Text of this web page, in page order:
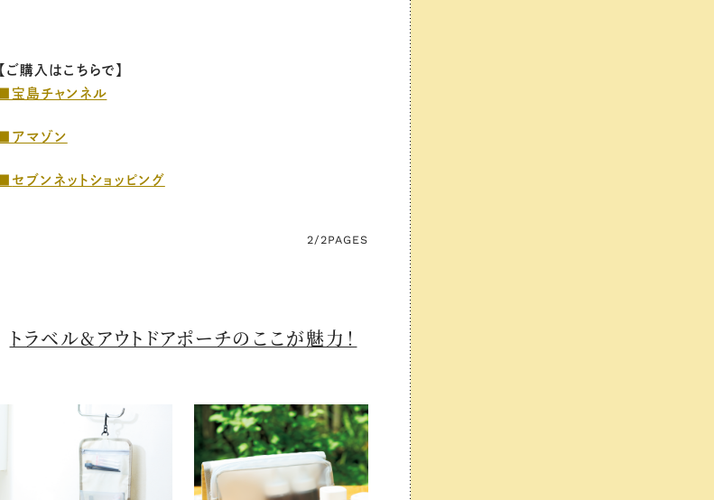
【ご購入はこちらで】
■宝島チャンネル
■アマゾン
セブンネットショッピング
2/2PAGES
トラベル&アウトドアポーチのここが魅力！